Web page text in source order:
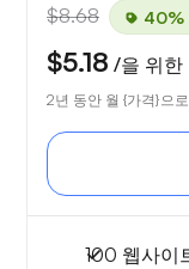
$8.68 40%
$5.18 /을 위한
2년 동안 월 {가격}으
100 웹사이